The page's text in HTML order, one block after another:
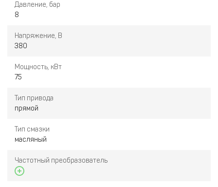
Давление, бар
8
Напряжение, В
380
Мощность, кВт
75
Тип привода
прямой
Тип смазки
масляный
Частотный преобразователь